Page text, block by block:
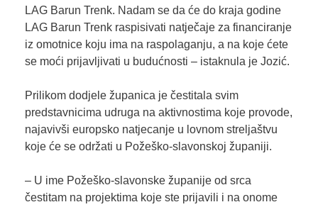
LAG Barun Trenk. Nadam se da će do kraja godine
LAG Barun Trenk raspisivati natječaje za financiranje
iz omotnice koju ima na raspolaganju, a na koje ćete
se moći prijavljivati u budućnosti – istaknula je Jozić.
Prilikom dodjele županica je čestitala svim
predstavnicima udruga na aktivnostima koje provode,
najavivši europsko natjecanje u lovnom streljaštvu
koje će se održati u Požeško-slavonskoj županiji.
– U ime Požeško-slavonske županije od srca
čestitam na projektima koje ste prijavili i na onome